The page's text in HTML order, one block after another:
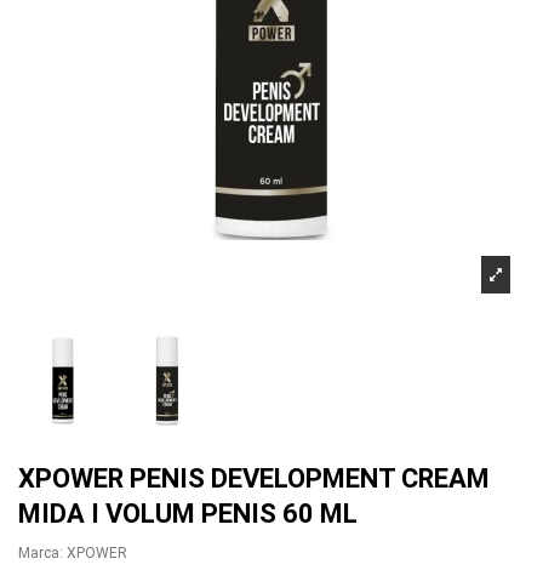
XPOWER PENIS DEVELOPMENT CREAM
MIDA I VOLUM PENIS 60 ML
Marca: XPOWER